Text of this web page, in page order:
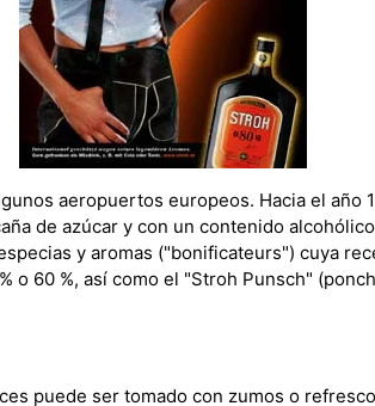
aeropuertos europeos. Hacia el
de azúcar y con un contenido
y aromas ("bonificateurs") cuya
60 %, así como el "Stroh Punsch"
puede ser tomado con zumos o